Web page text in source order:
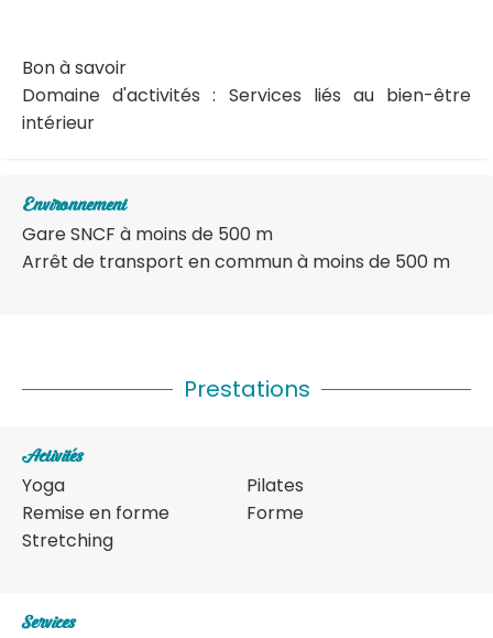
Bon à savoir
Domaine d'activités : Services liés au bien-être
intérieur
Environnement
Gare SNCF à moins de 500 m
Arrêt de transport en commun à moins de 500 m
Prestations
Activités
Yoga
Remise en forme
Stretching
Pilates
Forme
Services